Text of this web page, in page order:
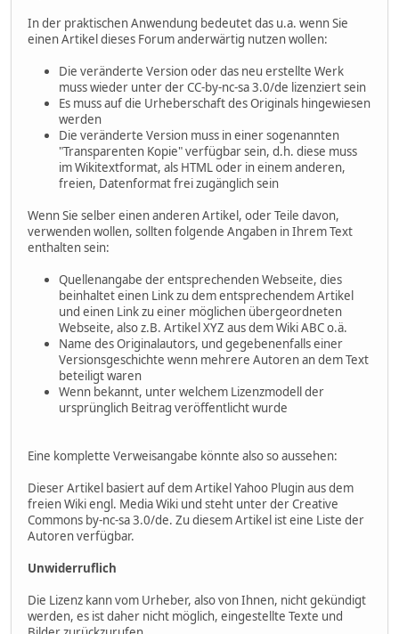
In der praktischen Anwendung bedeutet das u.a. wenn Sie
einen Artikel dieses Forum anderwärtig nutzen wollen:
Die veränderte Version oder das neu erstellte Werk
muss wieder unter der CC-by-nc-sa 3.0/de lizenziert sein
Es muss auf die Urheberschaft des Originals hingewiesen
werden
Die veränderte Version muss in einer sogenannten
"Transparenten Kopie" verfügbar sein, d.h. diese muss
im Wikitextformat, als HTML oder in einem anderen,
freien, Datenformat frei zugänglich sein
Wenn Sie selber einen anderen Artikel, oder Teile davon,
verwenden wollen, sollten folgende Angaben in Ihrem Text
enthalten sein:
Quellenangabe der entsprechenden Webseite, dies
beinhaltet einen Link zu dem entsprechendem Artikel
und einen Link zu einer möglichen übergeordneten
Webseite, also z.B. Artikel XYZ aus dem Wiki ABC o.ä.
Name des Originalautors, und gegebenenfalls einer
Versionsgeschichte wenn mehrere Autoren an dem Text
beteiligt waren
Wenn bekannt, unter welchem Lizenzmodell der
ursprünglich Beitrag veröffentlicht wurde
Eine komplette Verweisangabe könnte also so aussehen:
Dieser Artikel basiert auf dem Artikel Yahoo Plugin aus dem
freien Wiki engl. Media Wiki und steht unter der Creative
Commons by-nc-sa 3.0/de. Zu diesem Artikel ist eine Liste der
Autoren verfügbar.
Unwiderruflich
Die Lizenz kann vom Urheber, also von Ihnen, nicht gekündigt
werden, es ist daher nicht möglich, eingestellte Texte und